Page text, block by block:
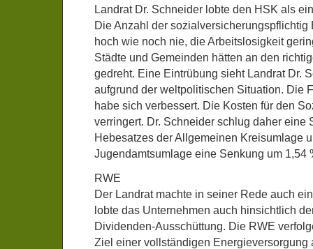
Landrat Dr. Schneider lobte den HSK als
Die Anzahl der sozialversicherungspflichtig
hoch wie noch nie, die Arbeitslosigkeit
Städte und Gemeinden hätten an den
gedreht. Eine Eintrübung sieht Landrat Dr.
aufgrund der weltpolitischen Situation. Die
habe sich verbessert. Die Kosten für den
verringert. Dr. Schneider schlug daher eine
Hebesatzes der Allgemeinen Kreisumlage
Jugendamtsumlage eine Senkung um 1,54
RWE
Der Landrat machte in seiner Rede auch
lobte das Unternehmen auch hinsichtlich
Dividenden-Ausschüttung. Die RWE
Ziel einer vollständigen Energieversorgung